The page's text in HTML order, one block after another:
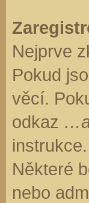
Nejprve
Pokud
věcí.
odkaz
Některé
nebo